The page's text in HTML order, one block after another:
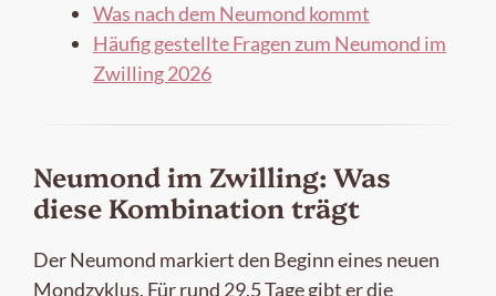
Was nach dem Neumond kommt
Häufig gestellte Fragen zum Neumond im
Zwilling 2026
Neumond im Zwilling: Was
diese Kombination trägt
Der Neumond markiert den Beginn eines neuen
Mondzyklus. Für rund 29,5 Tage gibt er die